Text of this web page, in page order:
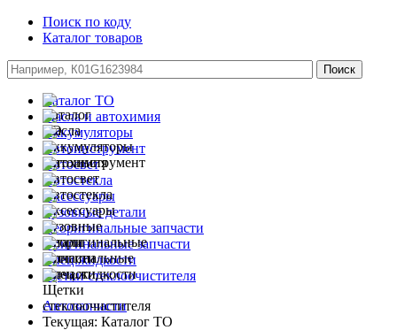
Поиск по коду
Каталог товаров
Каталог ТО
Масла и автохимия
Аккумуляторы
Автоинструмент
Автосвет
Автостекла
Аксессуары
Кузовные детали
Неоригинальные запчасти
Оригинальные запчасти
Спец.жидкости
Щетки стеклоочистителя
Автозапчасти
Текущая: Каталог ТО